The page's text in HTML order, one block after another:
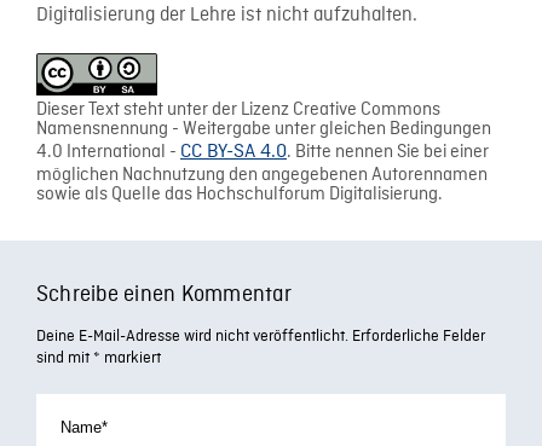
Digitalisierung der Lehre ist nicht aufzuhalten.
Dieser Text steht unter der Lizenz Creative Commons
Namensnennung - Weitergabe unter gleichen Bedingungen
4.0 International - CC BY-SA 4.0. Bitte nennen Sie bei einer
möglichen Nachnutzung den angegebenen Autorennamen
sowie als Quelle das Hochschulforum Digitalisierung.
Schreibe einen Kommentar
Deine E-Mail-Adresse wird nicht veröffentlicht. Erforderliche Felder
sind mit * markiert